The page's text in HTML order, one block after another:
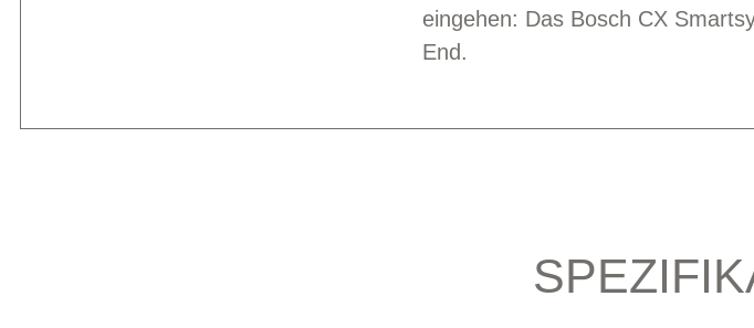
eingehen: Das Bosch CX
End.